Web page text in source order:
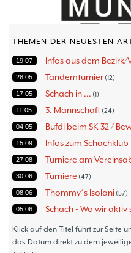
THEMEN DER NEUESTEN
19.07 Infos aus dem Bezirk/
28.05 Tandemturnier 12
17.05 Schach in ... 1
11.05 3. Mannschaft 24
04.05 Bufdi beim SK 32 /
15.09 Infos zum Schachklub
27.08 Turniere am
30.06 Turniere 47
08.06 Thommy´s Isolani 57
05.06 Schach - Wo wir aktiv
11.05 Bezirksturniere 1
05.05 Frauenmannschaft 6
Klick auf den Titel führt zur Seite
das Datum direkt zu dem